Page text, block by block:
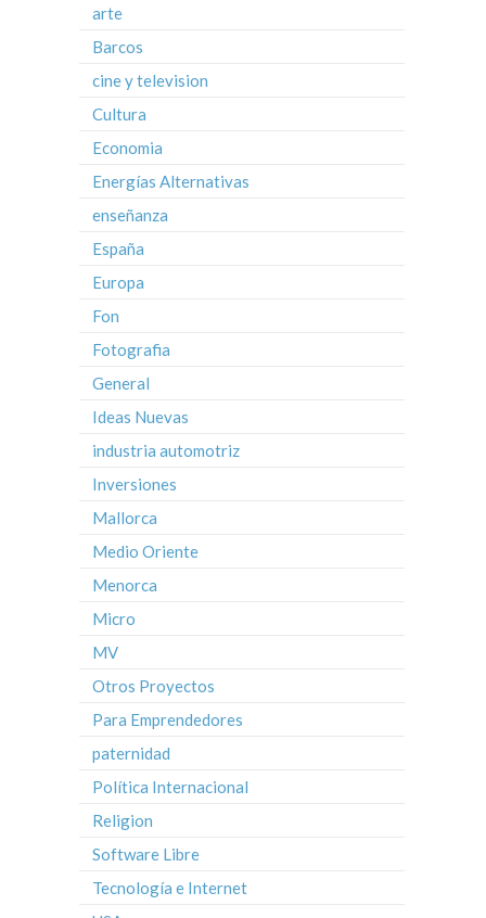
arte
Barcos
cine y television
Cultura
Economia
Energías Alternativas
enseñanza
España
Europa
Fon
Fotografia
General
Ideas Nuevas
industria automotriz
Inversiones
Mallorca
Medio Oriente
Menorca
Micro
MV
Otros Proyectos
Para Emprendedores
paternidad
Política Internacional
Religion
Software Libre
Tecnología e Internet